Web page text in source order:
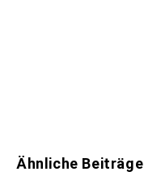
Ähnliche Beiträge